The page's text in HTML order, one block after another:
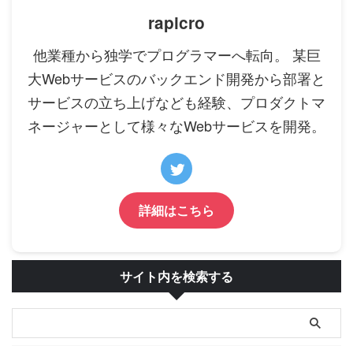
rapicro
他業種から独学でプログラマーへ転向。 某巨
大Webサービスのバックエンド開発から部署と
サービスの立ち上げなども経験、プロダクトマ
ネージャーとして様々なWebサービスを開発。
詳細はこちら
サイト内を検索する